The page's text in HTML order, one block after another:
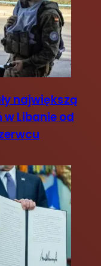
największą
Libanie od